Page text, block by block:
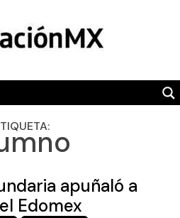
POLÍTICA
OPINIÓN
SECTION
apuñaló a
Edomex